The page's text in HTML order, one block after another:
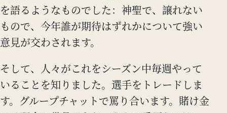
を語るようなものでした：神聖で、譲れない
もので、今年誰が期待はずれかについて強い
意見が交わされます。
そして、人々がこれをシーズン中毎週やって
いることを知りました。選手をトレードしま
す。グループチャットで罵り合います。賭け金